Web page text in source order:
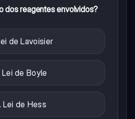
dos reagentes envolvidos?
de Lavoisier
Lei de Boyle
Lei de Hess